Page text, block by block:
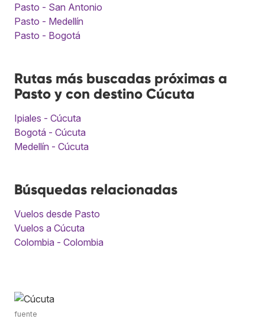
Pasto - San Antonio
Pasto - Medellín
Pasto - Bogotá
Rutas más buscadas próximas a
Pasto y con destino Cúcuta
Ipiales - Cúcuta
Bogotá - Cúcuta
Medellín - Cúcuta
Búsquedas relacionadas
Vuelos desde Pasto
Vuelos a Cúcuta
Colombia - Colombia
fuente